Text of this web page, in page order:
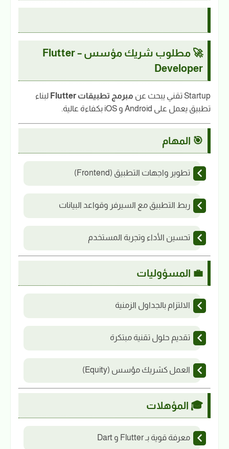
🚀 مطلوب شريك مؤسس – Flutter
Developer
Startup تقني يبحث عن مبرمج تطبيقات Flutter
لبناء
تطبيق يعمل على Android و iOS بكفاءة عالية.
🎯 المهام
تطوير واجهات التطبيق (Frontend)
ربط التطبيق مع السيرفر وقواعد البيانات
تحسين الأداء وتجربة المستخدم
💼 المسؤوليات
الالتزام بالجداول الزمنية
تقديم حلول تقنية مبتكرة
العمل كشريك مؤسس (Equity)
🎓 المؤهلات
معرفة قوية بـ Flutter و Dart